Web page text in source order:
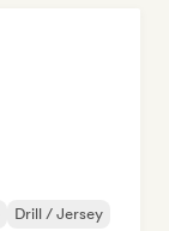
Drill / Jersey